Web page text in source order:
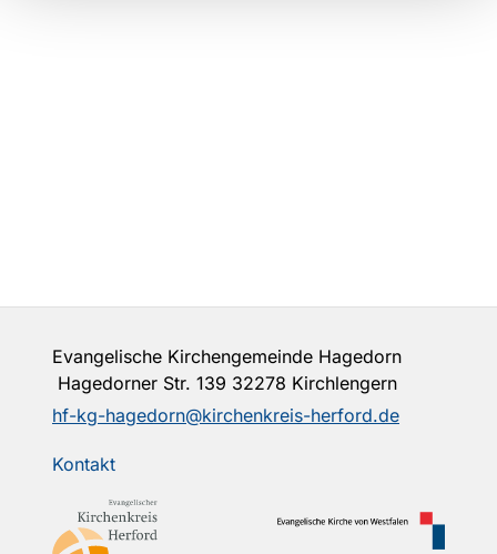
Evangelische Kirchengemeinde Hagedorn
Hagedorner Str. 139 32278 Kirchlengern
hf-kg-hagedorn@kirchenkreis-herford.de
Kontakt